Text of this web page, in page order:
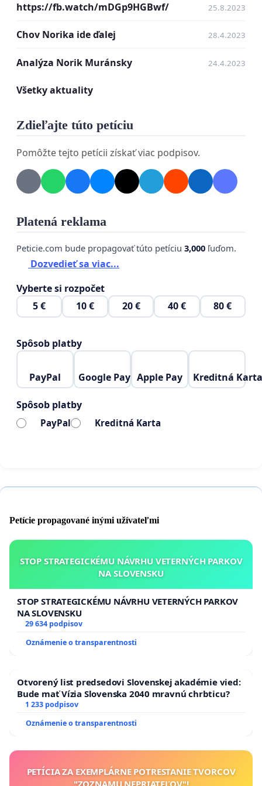
https://fb.watch/mDGp9HGBwf/ 25.8.2023
Chov Norika ide ďalej 28.4.2023
Analýza Norik Muránsky 24.4.2023
Všetky aktuality
Zdieľajte túto petíciu
Pomôžte tejto petícii získať viac podpisov.
Platená reklama
Peticie.com bude propagovať túto petíciu 3,000 ľuďom.
Dozvedieť sa viac...
Vyberte si rozpočet
5 €
10 € 20 € 40 € 80 €
Spôsob platby
PayPal Google Pay Apple Pay Kreditná Karta
Spôsob platby
PayPal Kreditná Karta
Petície propagované inými užívateľmi
STOP STRATEGICKÉMU NÁVRHU VETERNÝCH PARKOV
NA SLOVENSKU
STOP STRATEGICKÉMU NÁVRHU VETERNÝCH PARKOV
NA SLOVENSKU
29 634 podpisov
Oznámenie o transparentnosti
Otvorený list predsedovi Slovenskej akadémie vied:
Bude mať Vízia Slovenska 2040 mravnú chrbticu?
1 233 podpisov
Oznámenie o transparentnosti
PETÍCIA ZA EXEMPLÁRNE POTRESTANIE TVORCOV